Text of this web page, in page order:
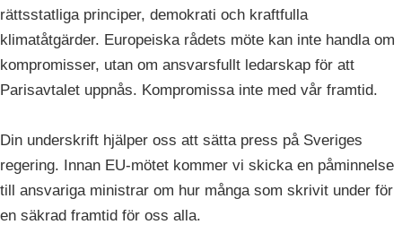
rättsstatliga principer, demokrati och kraftfulla
klimatåtgärder. Europeiska rådets möte kan inte handla om
kompromisser, utan om ansvarsfullt ledarskap för att
Parisavtalet uppnås. Kompromissa inte med vår framtid.
Din underskrift hjälper oss att sätta press på Sveriges
regering. Innan EU-mötet kommer vi skicka en påminnelse
till ansvariga ministrar om hur många som skrivit under för
en säkrad framtid för oss alla.